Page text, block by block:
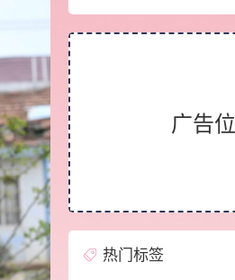
广告位
热门标签